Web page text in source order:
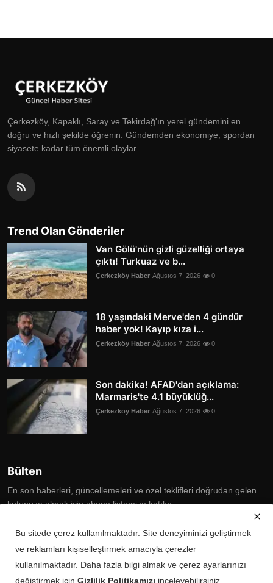
Çerkezköy, Kapaklı, Saray ve Tekirdağ'ın yerel gündemini en
doğru ve hızlı şekilde öğrenin. Gündemden ekonomiye, spordan
siyasete kadar tüm önemli olaylar.
Trend Olan Gönderiler
Van Gölü'nün gizli güzelliği ortaya
çıktı! Turkuaz ve b...
Çerkezköy Haber Ağustos 7, 2026 0
18 yaşındaki Merve'den 4 gündür
haber yok! Kayıp kıza i...
Çerkezköy Haber Ağustos 7, 2026 0
Son dakika! AFAD'dan açıklama:
Marmaris'te 4.1 büyüklüğ...
Çerkezköy Haber Ağustos 7, 2026 0
Bülten
En son haberleri, güncellemeleri ve özel teklifleri doğrudan gelen
kutunuza almak için abone listemize katılın
Subscribe
Bu sitede çerez kullanılmaktadır. Site deneyiminizi geliştirmek
ve reklamları kişiselleştirmek amacıyla çerezler
kullanılmaktadır. Daha fazla bilgi almak ve çerez ayarlarınızı
değiştirmek için Gizlilik Politikamızı inceleyebilirsiniz.